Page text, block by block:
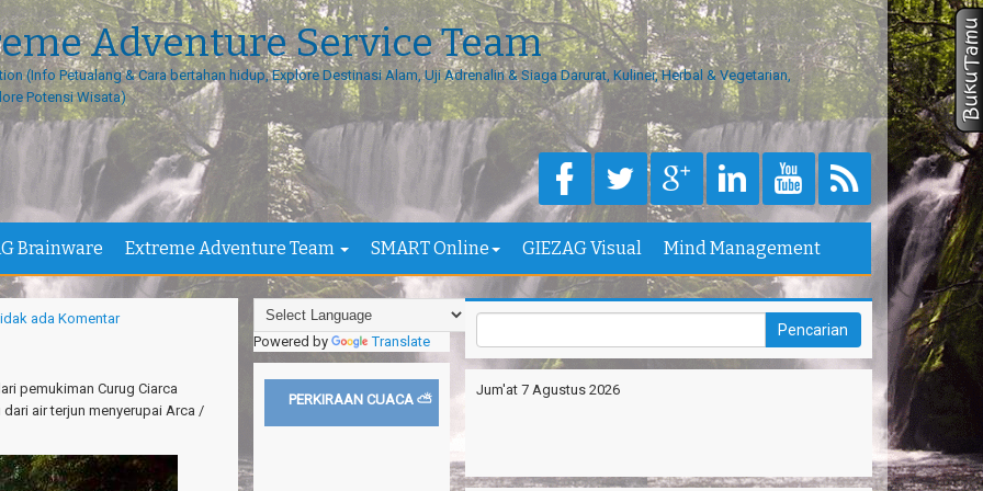
Adventure Service Team
(Info Petualang & Cara bertahan hidup, Explore Destinasi Alam, Uji Adrenalin & Siaga Darurat, Kuliner, Herbal & Vegetarian,
Potensi Wisata)
Brainware Extreme Adventure Team SMART Online GIEZAG Visual Mind Management
ada Komentar
pemukiman Curug Ciarca
air terjun menyerupai Arca /
Powered by Translate
PERKIRAAN CUACA ⛅
Jum'at 7 Agustus 2026